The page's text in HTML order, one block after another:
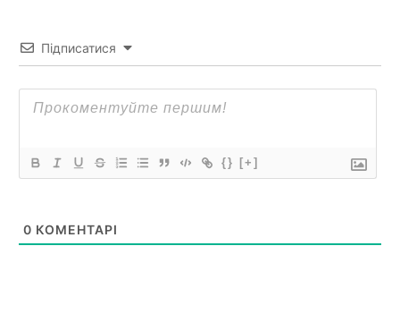
Підписатися
{} [+]
0 КОМЕНТАРІ